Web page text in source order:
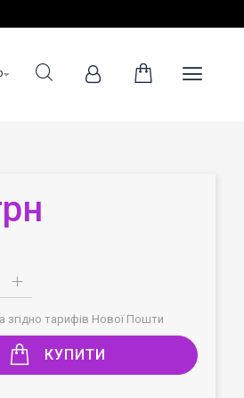
згідно тарифів Нової Пошти
КУПИТИ